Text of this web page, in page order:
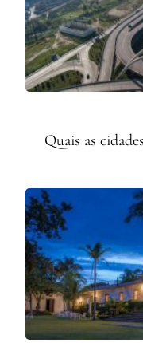
Quais as